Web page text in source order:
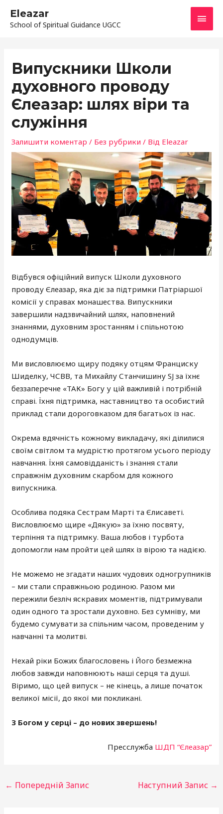
вмісту
Eleazar
School of Spiritual Guidance UGCC
Випускники Школи
духовного проводу
Єлеазар: шлях віри та
служіння
Залишити коментар / Без рубрики / Від Eleazar
Відбувся офіційний випуск Школи духовного
проводу Єлеазар, яка діє за підтримки Патріаршої
комісії у справах монашества. Випускники
завершили надзвичайний шлях, наповнений
знаннями, духовним зростанням і спільнотою
однодумців.
Ми висловлюємо щиру подяку отцям Франциску
Шиделку, ЧСВВ, та Михайлу Станчишину SJ за їхнє
беззаперечне «ТАК» Богу у цій важливій і потрібній
справі. Їхня підтримка, наставництво та особистий
приклад стали дороговказом для багатьох із нас.
Окрема вдячність кожному викладачу, які ділилися
своїм світлом та мудрістю протягом усього періоду
навчання. Їхня самовідданість і знання стали
справжнім духовним скарбом для кожного
випускника.
Особлива подяка Сестрам Марті та Єлисаветі.
Висловлюємо щире «Дякую» за їхню посвяту,
терпіння та підтримку. Ваша любов і турбота
допомогли нам пройти цей шлях із вірою та надією.
Не можемо не згадати наших чудових одногрупників
– ми стали справжньою родиною. Разом ми
пережили безліч яскравих моментів, підтримували
один одного та зростали духовно. Без сумніву, ми
будемо сумувати за спільним часом, проведеним у
навчанні та молитві.
Нехай ріки Божих благословень і Його безмежна
любов завжди наповнюють наші серця та душі.
Віримо, що цей випуск – не кінець, а лише початок
великої місії, до якої ми покликані.
З Богом у серці – до нових звершень!
Пресслужба ШДП “Єлеазар”
запису
← Попередній Запис Наступний Запис →